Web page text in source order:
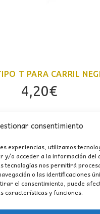
consentimiento
experiencias, utilizamos
y/o acceder a la información del
tecnologías nos permitirá
o las identificaciones
el consentimiento, puede
características y funciones.
T PARA CARRIL
4,20€